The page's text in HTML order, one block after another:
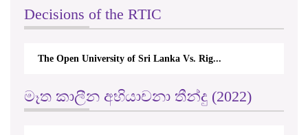
Decisions of the RTIC
The Open University of Sri Lanka Vs. Rig...
මෑත කාලීන අභියාචනා තීන්දු (2022)